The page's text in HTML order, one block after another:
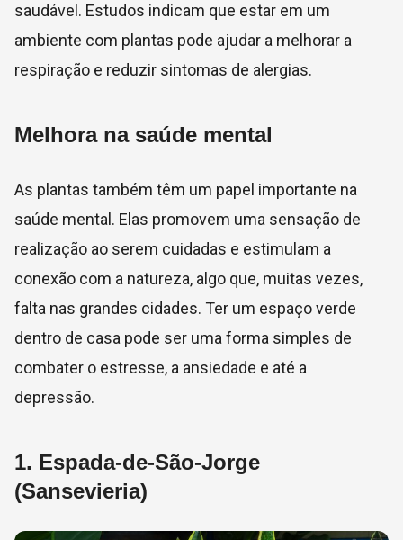
saudável. Estudos indicam que estar em um
ambiente com plantas pode ajudar a melhorar a
respiração e reduzir sintomas de alergias.
Melhora na saúde mental
As plantas também têm um papel importante na
saúde mental. Elas promovem uma sensação de
realização ao serem cuidadas e estimulam a
conexão com a natureza, algo que, muitas vezes,
falta nas grandes cidades. Ter um espaço verde
dentro de casa pode ser uma forma simples de
combater o estresse, a ansiedade e até a
depressão.
1. Espada-de-São-Jorge
(Sansevieria)